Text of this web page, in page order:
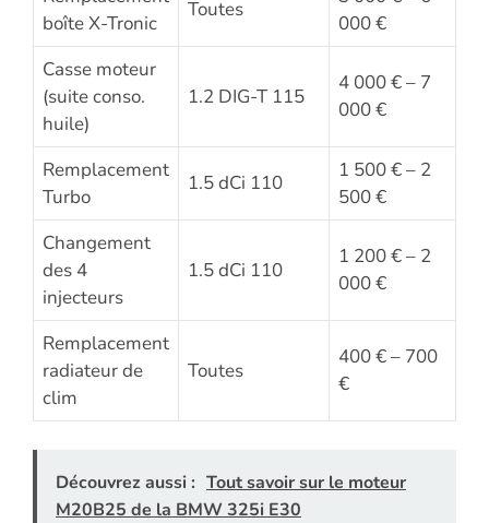
boîte X-Tronic
Toutes
000 €
Casse moteur
(suite conso.
huile)
1.2 DIG-T 115
4 000 € – 7
000 €
Remplacement
Turbo
1.5 dCi 110
1 500 € – 2
500 €
Changement
des 4
injecteurs
1.5 dCi 110
1 200 € – 2
000 €
Remplacement
radiateur de
clim
Toutes
400 € – 700
€
Découvrez aussi : Tout savoir sur le moteur
M20B25 de la BMW 325i E30